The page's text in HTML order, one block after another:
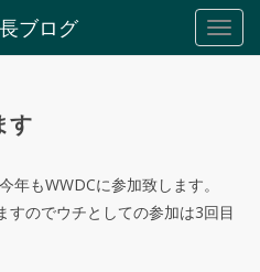
ブログ
す
年もWWDCに参加致します。
のでウチとしての参加は3回目